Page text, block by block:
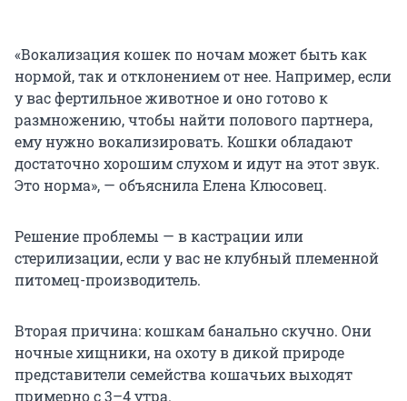
«Вокализация кошек по ночам может быть как
нормой, так и отклонением от нее. Например, если
у вас фертильное животное и оно готово к
размножению, чтобы найти полового партнера,
ему нужно вокализировать. Кошки обладают
достаточно хорошим слухом и идут на этот звук.
Это норма», — объяснила Елена Клюсовец.
Решение проблемы — в кастрации или
стерилизации, если у вас не клубный племенной
питомец-производитель.
Вторая причина: кошкам банально скучно. Они
ночные хищники, на охоту в дикой природе
представители семейства кошачьих выходят
примерно с 3–4 утра.